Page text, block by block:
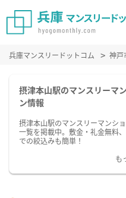
兵庫マンスリードットコム 神戸
摂津本山駅のマンスリーマ
ン情報
摂津本山駅のマンスリーマンシ
一覧を掲載中。敷金・礼金無料
での絞込みも簡単！
も